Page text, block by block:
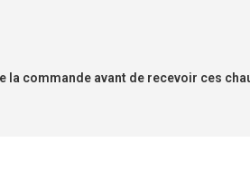
la commande avant de recevoir ces